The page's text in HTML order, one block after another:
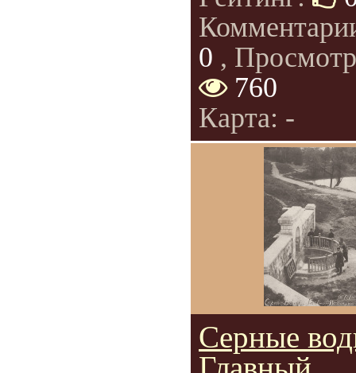
0 ,
760
Карта: -
Серные